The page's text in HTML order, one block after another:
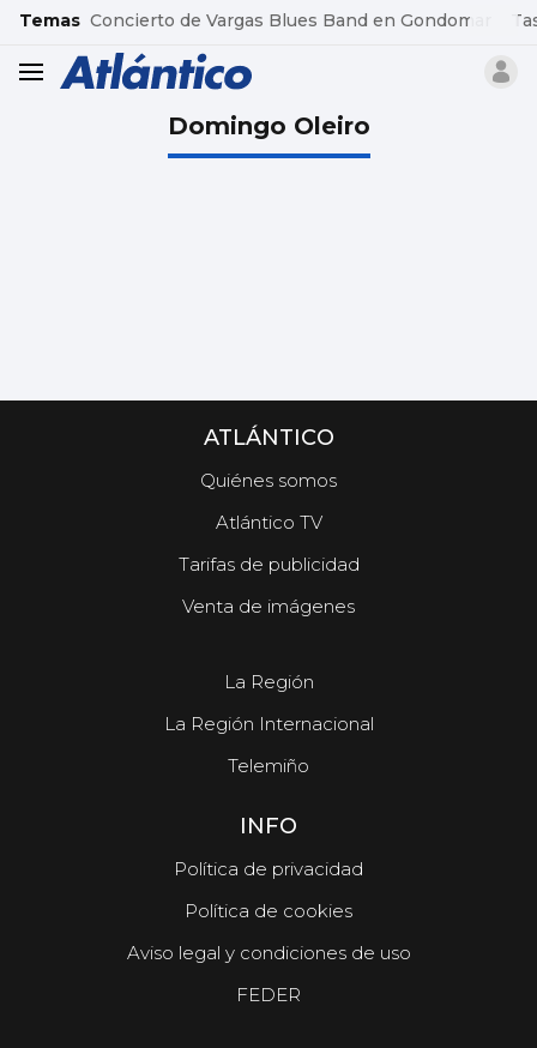
common.go-to-content
Temas Concierto de Vargas Blues Band en Gondomar
header.menu.open
Domingo Oleiro
ATLÁNTICO
Quiénes somos
Atlántico TV
Tarifas de publicidad
Venta de imágenes
La Región
La Región Internacional
Telemiño
INFO
Política de privacidad
Política de cookies
Aviso legal y condiciones de uso
FEDER